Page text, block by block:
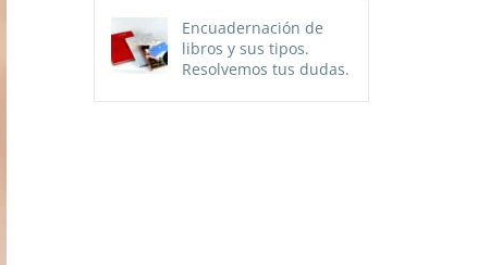
Encuadernación de
libros y sus tipos.
Resolvemos tus dudas.